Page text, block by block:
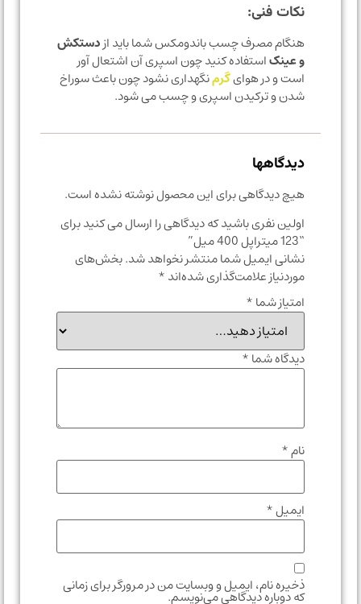
نکات فنی:
هنگام مصرف چسب باندومکس شما باید ازدستکش
و عینکاستفاده کنید چون اسپری آن اشتعال آور
است و در هوایگرمنگهداری نشود چون باعث سوراخ
شدن و ترکیدن اسپری و چسب می شود.
دیدگاهها
هیچ دیدگاهی برای این محصول نوشته نشده است.
اولین نفری باشید که دیدگاهی را ارسال می کنید برای
نشانی ایمیل شما منتشر نخواهد شد.بخش‌های
موردنیاز علامت‌گذاری شده‌اند*
امتیاز شما*
دیدگاه شما*
ایمیل*
ذخیره نام، ایمیل و وبسایت من در مرورگر برای زمانی
که دوباره دیدگاهی می‌نویسم.